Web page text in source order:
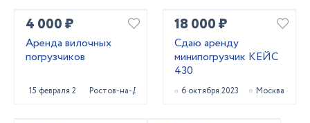
4 000 ₽
Аренда вилочных
погрузчиков
15 февраля 2024Ростов-на-Дону
18 000 ₽
Сдаю аренду
минипогрузчик КЕЙС
430
6 октября 2023 Москва